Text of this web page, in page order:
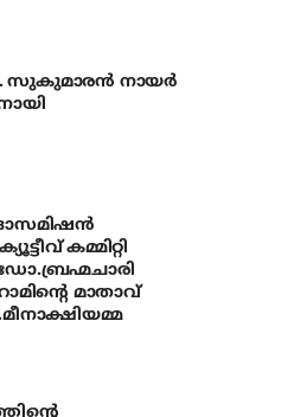
സുകുമാരന്‍ നായര്‍
കമ്മിറ്റി
മാതാവ്